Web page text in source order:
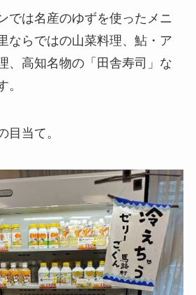
では名産のゆずを使ったメニ
ならではの山菜料理、鮎・ア
、高知名物の「田舎寿司」な
。
目当て。